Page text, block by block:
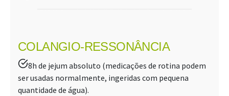
COLANGIO-RESSONÂNCIA
8h de jejum absoluto (medicações de rotina podem
ser usadas normalmente, ingeridas com pequena
quantidade de água).